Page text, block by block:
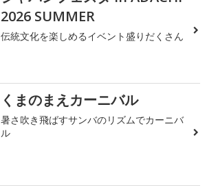
2026 SUMMER
伝統文化を楽しめるイベント盛りだくさん
くまのまえカーニバル
暑さ吹き飛ばすサンバのリズムでカーニバ
ル